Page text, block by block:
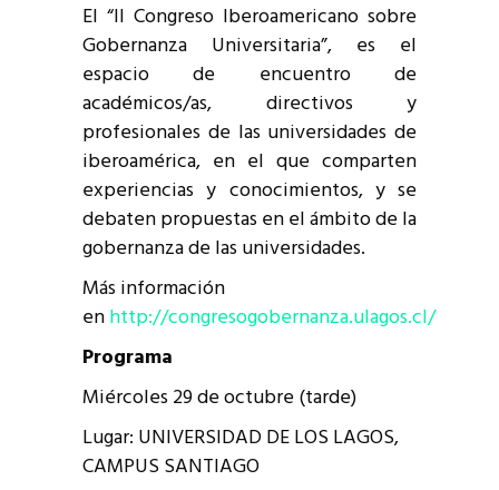
El “II Congreso Iberoamericano sobre
Gobernanza Universitaria”, es el
espacio de encuentro de
académicos/as, directivos y
profesionales de las universidades de
iberoamérica, en el que comparten
experiencias y conocimientos, y se
debaten propuestas en el ámbito de la
gobernanza de las universidades.
Más información
enhttp://congresogobernanza.ulagos.cl/
Programa
Miércoles 29 de octubre (tarde)
Lugar: UNIVERSIDAD DE LOS LAGOS,
CAMPUS SANTIAGO